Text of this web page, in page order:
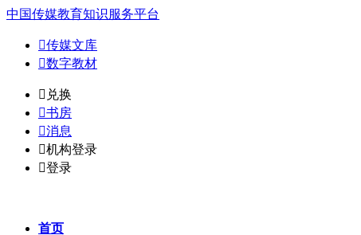
中国传媒教育知识服务平台
传媒文库
数字教材
𐈈 兑换
书房
消息
机构登录
登录
首页